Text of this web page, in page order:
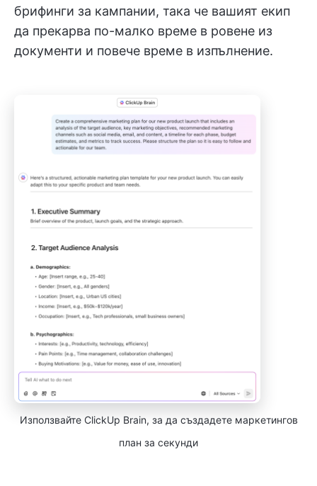
брифинги за кампании, така че вашият екип
да прекарва по-малко време в ровене из
документи и повече време в изпълнение.
Използвайте ClickUp Brain, за да създадете маркетингов
план за секунди